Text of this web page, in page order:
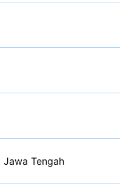
Jawa Tengah